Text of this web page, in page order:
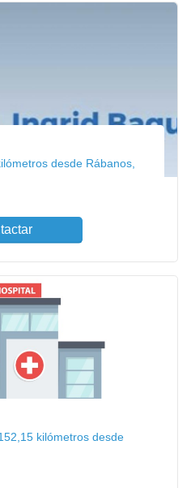
desde Rábanos,
kilómetros desde